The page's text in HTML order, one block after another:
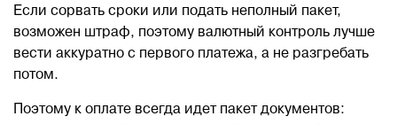
Если сорвать сроки или подать неполный пакет,
возможен штраф, поэтому валютный контроль лучше
вести аккуратно с первого платежа, а не разгребать
потом.
Поэтому к оплате всегда идет пакет документов: